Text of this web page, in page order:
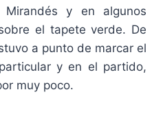
y en algunos
el tapete verde. De
a punto de marcar el
y en el partido,
muy poco.